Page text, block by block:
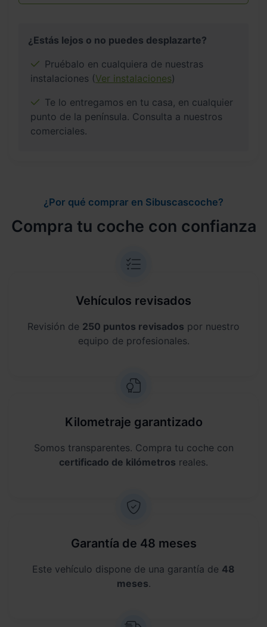
¿Estás lejos o no puedes desplazarte?
Pruébalo en cualquiera de nuestras
instalaciones (Ver instalaciones)
Te lo entregamos en tu casa, en cualquier
punto de la península. Consulta a nuestros
comerciales.
¿Por qué comprar en Sibuscascoche?
Compra tu coche con confianza
Vehículos revisados
Revisión de 250 puntos revisados por nuestro
equipo de profesionales.
Kilometraje garantizado
Somos transparentes. Compra tu coche con
certificado de kilómetros reales.
Garantía de 48 meses
Este vehículo dispone de una garantía de 48
meses.